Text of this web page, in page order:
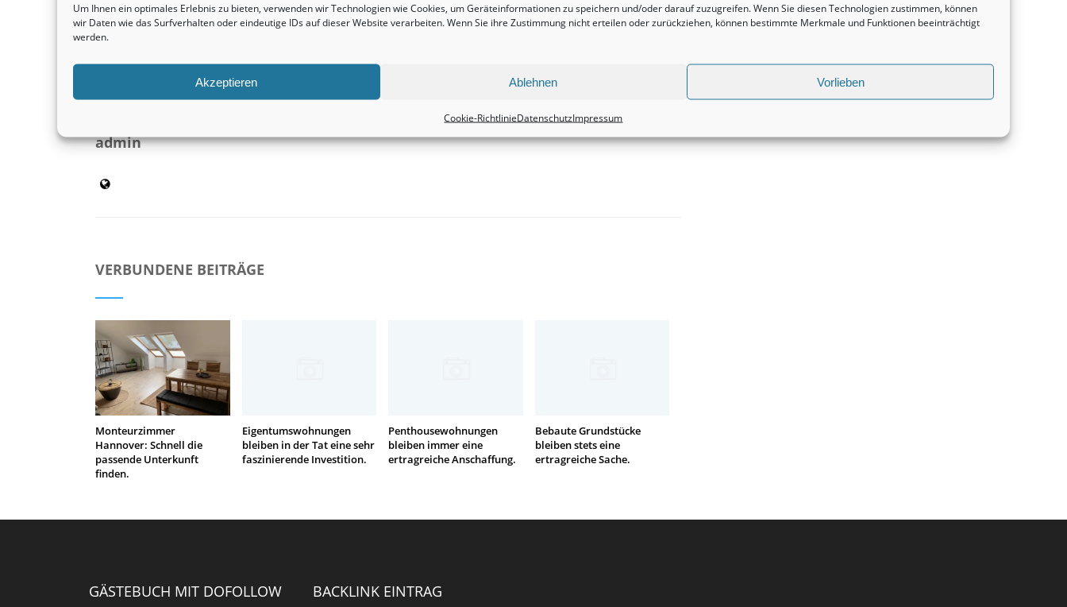
Um Ihnen ein optimales Erlebnis zu bieten, verwenden wir Technologien wie Cookies, um Geräteinformationen zu speichern und/oder darauf zuzugreifen. Wenn Sie diesen Technologien zustimmen, können
wir Daten wie das Surfverhalten oder eindeutige IDs auf dieser Website verarbeiten. Wenn Sie ihre Zustimmung nicht erteilen oder zurückziehen, können bestimmte Merkmale und Funktionen beeinträchtigt
werden.
Akzeptieren Ablehnen Vorlieben
Cookie-RichtlinieDatenschutzImpressum
Vorheriger Beitrag
Penthousewohnungen sind und bleiben
Immobilien
Nächster Beitrag
admin
VERBUNDENE BEITRÄGE
Monteurzimmer
Hannover: Schnell die
passende Unterkunft
finden.
Eigentumswohnungen
bleiben in der Tat eine sehr
faszinierende Investition.
Penthousewohnungen
bleiben immer eine
ertragreiche Anschaffung.
Bebaute Grundstücke
bleiben stets eine
ertragreiche Sache.
GÄSTEBUCH MIT DOFOLLOW
BACKLINK EINTRAG